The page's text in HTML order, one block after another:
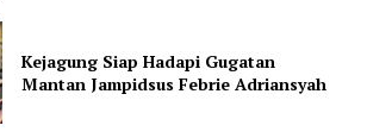
Kejagung Siap Hadapi Gugatan
Mantan Jampidsus Febrie Adriansyah